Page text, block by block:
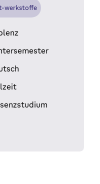
werkstoffe